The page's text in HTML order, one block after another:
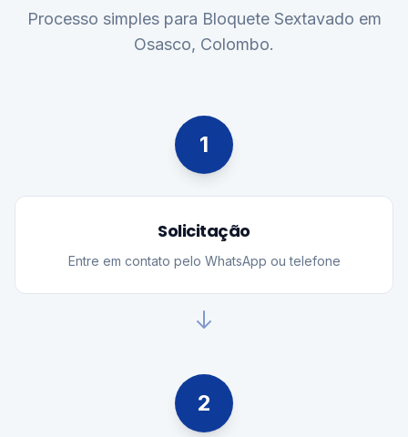
Processo simples para Bloquete Sextavado em
Osasco, Colombo.
1
Solicitação
Entre em contato pelo WhatsApp ou telefone
2